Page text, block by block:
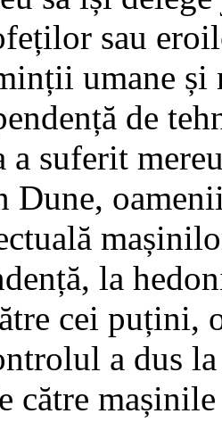
sau
umane
de
a suferit
Dune,
la
cei puțini,
a dus
către